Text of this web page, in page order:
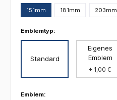
151mm 181mm 203mm
Emblemtyp:
Standard
Eigenes
Emblem
+ 1,00 €
Emblem: